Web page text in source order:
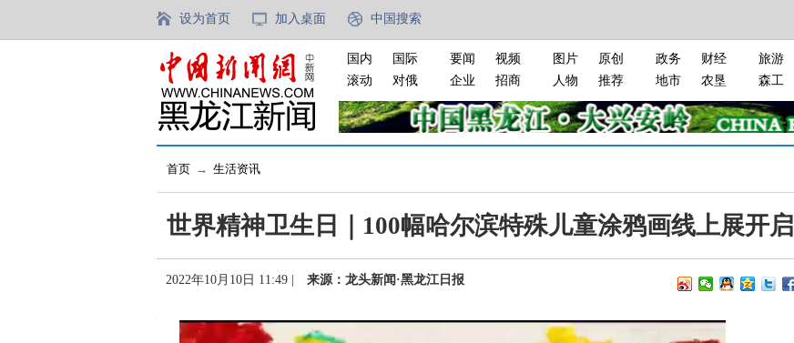
设为首页 加入桌面 中国搜索
国内
国际
滚动
对俄
要闻
视频
企业
招商
图片
原创
人物
推荐
政务
财经
地市
农垦
旅游
森工
首页 → 生活资讯
世界精神卫生日｜100幅哈尔滨特殊儿童涂鸦画线上展开启
2022年10月10日 11:49 | 来源：龙头新闻·黑龙江日报